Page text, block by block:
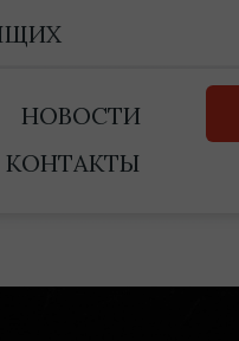
НОВОСТИ
КОНТАКТЫ